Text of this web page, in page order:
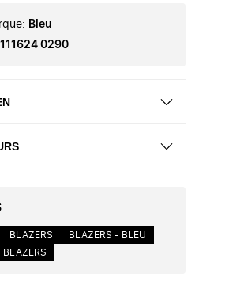
: Bleu
0290
BLAZERS
BLAZERS - BLEU
BLAZERS